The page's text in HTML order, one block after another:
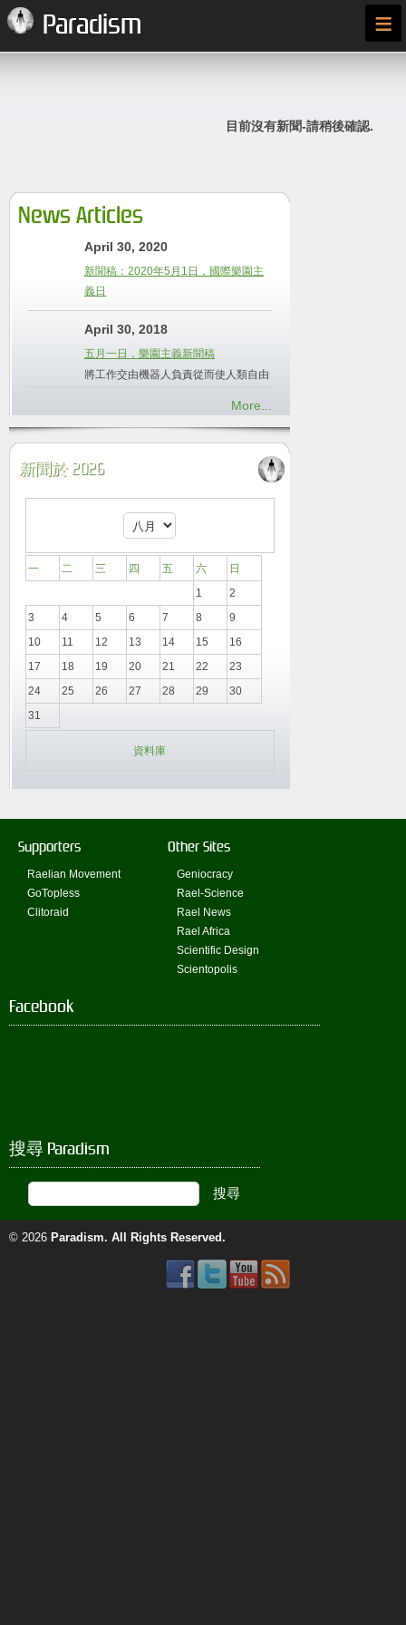
Paradism ≡
目前沒有新聞-請稍後確認.
News Articles
April 30, 2020
新聞稿：2020年5月1日，國際樂園主
義日
April 30, 2018
五月一日，樂園主義新聞稿
將工作交由機器人負責從而使人類自由
More...
新聞於 2026
一 二 三 四 五 六
日
1
2
3
4 5 6 7 8
9
10
11 12 13 14 15
16
17
18 19 20 21 22
23
24
25 26 27 28 29
30
31
資料庫
Supporters
Raelian Movement
GoTopless
Clitoraid
Other Sites
Geniocracy
Rael-Science
Rael News
Rael Africa
Scientific Design
Scientopolis
Facebook
搜尋 Paradism
© 2026 Paradism. All Rights Reserved.